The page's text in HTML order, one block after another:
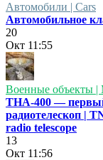
Автомобили | Cars
Автомобильное
20
Окт 11:55
Военные объекты |
ТНА-400 —
радиотелескоп |
radio telescope
13
Окт 11:56